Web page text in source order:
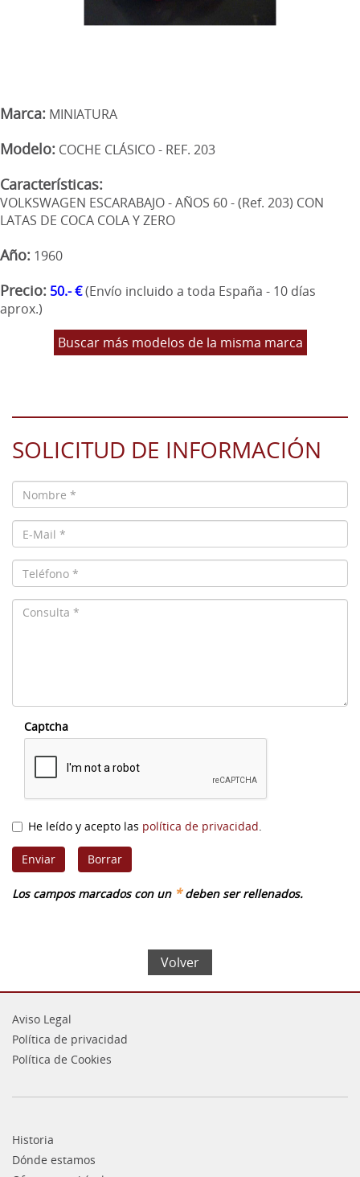
Marca: MINIATURA
Modelo: COCHE CLÁSICO - REF. 203
Características:
VOLKSWAGEN ESCARABAJO - AÑOS 60 - (Ref. 203) CON
LATAS DE COCA COLA Y ZERO
Año: 1960
Precio: 50.- €(Envío incluido a toda España - 10 días
aprox.)
Buscar más modelos de la misma marca
SOLICITUD DE INFORMACIÓN
Captcha
He leído y acepto las política de privacidad.
Los campos marcados con un *deben ser rellenados.
Volver
Aviso Legal
Política de privacidad
Política de Cookies
Historia
Dónde estamos